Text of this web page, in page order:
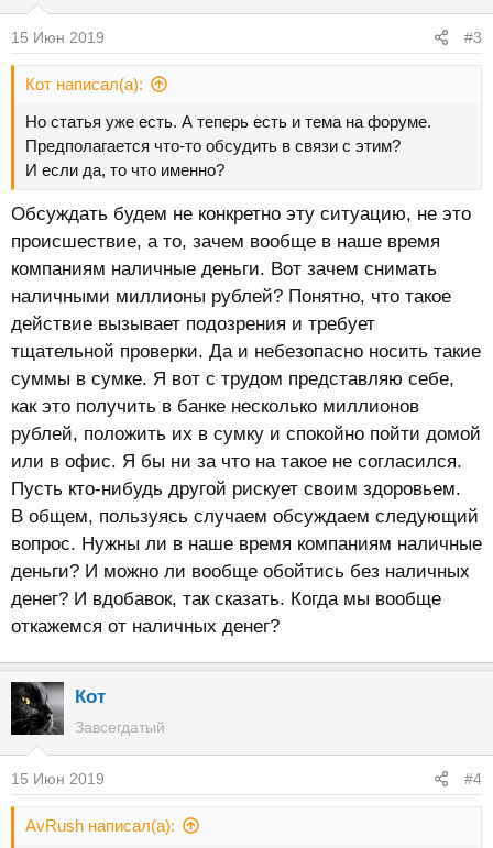
15 Июн 2019 #3
Кот написал(а):
Но статья уже есть. А теперь есть и тема на форуме.
Предполагается что-то обсудить в связи с этим?
И если да, то что именно?
Обсуждать будем не конкретно эту ситуацию, не это
происшествие, а то, зачем вообще в наше время
компаниям наличные деньги. Вот зачем снимать
наличными миллионы рублей? Понятно, что такое
действие вызывает подозрения и требует
тщательной проверки. Да и небезопасно носить такие
суммы в сумке. Я вот с трудом представляю себе,
как это получить в банке несколько миллионов
рублей, положить их в сумку и спокойно пойти домой
или в офис. Я бы ни за что на такое не согласился.
Пусть кто-нибудь другой рискует своим здоровьем.
В общем, пользуясь случаем обсуждаем следующий
вопрос. Нужны ли в наше время компаниям наличные
деньги? И можно ли вообще обойтись без наличных
денег? И вдобавок, так сказать. Когда мы вообще
откажемся от наличных денег?
Кот
Завсегдатый
15 Июн 2019 #4
AvRush написал(а):